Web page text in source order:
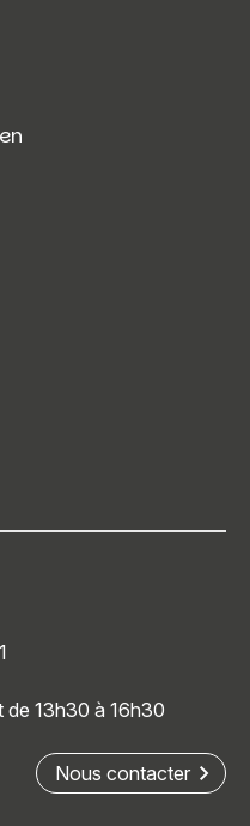
de 13h30 à 16h30
Nous contacter